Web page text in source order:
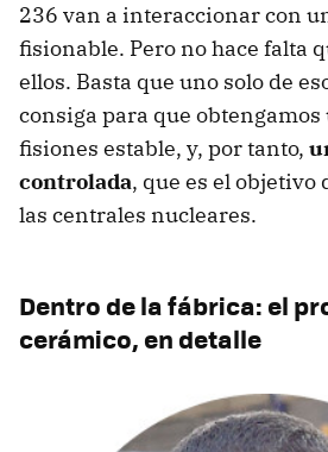
236 van a interaccionar con
fisionable. Pero no hace falta
ellos. Basta que uno solo de
consiga para que
fisiones estable, y, por tanto,
controlada, que es el objetivo
las centrales nucleares.
Dentro de la fábrica: el
cerámico, en detalle